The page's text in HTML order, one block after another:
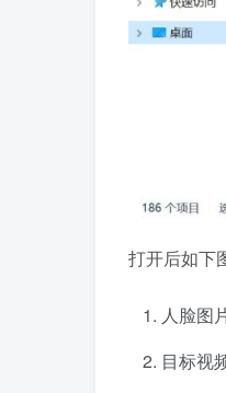
打开后如下
人脸图
目标视